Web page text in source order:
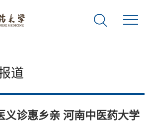
道
义诊惠乡亲 河南中医药大学